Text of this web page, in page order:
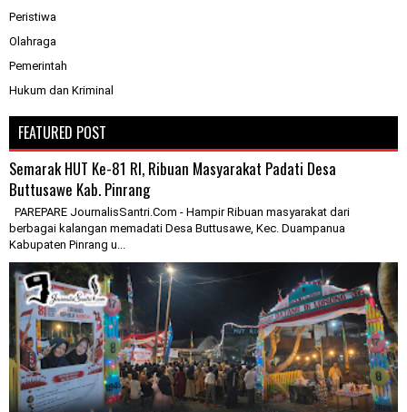
Peristiwa
Olahraga
Pemerintah
Hukum dan Kriminal
FEATURED POST
Semarak HUT Ke-81 RI, Ribuan Masyarakat Padati Desa
Buttusawe Kab. Pinrang
PAREPARE JournalisSantri.Com - Hampir Ribuan masyarakat dari
berbagai kalangan memadati Desa Buttusawe, Kec. Duampanua
Kabupaten Pinrang u...